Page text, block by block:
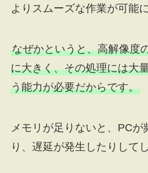
よりスムーズな作業が可能
なぜかというと、高解像度
に大きく、その処理には大
う能力が必要だからです。
メモリが足りないと、PCが
り、遅延が発生したりして